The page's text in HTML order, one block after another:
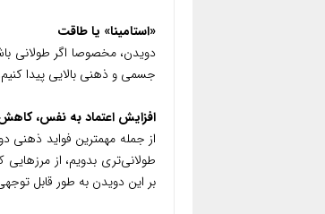
«استامینا» یا طاقت
دویدن، مخصوصا اگر طولانی
جسمی و ذهنی بالایی پیدا
افزایش اعتماد به نفس،
از جمله مهمترین فواید ذهنی
طولانی‌تری بدویم، از
بر این دویدن به طور قابل